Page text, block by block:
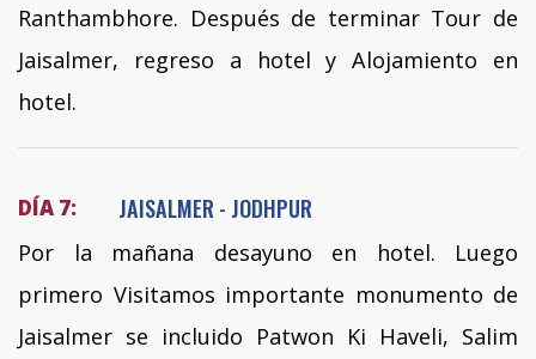
Ranthambhore. Después de terminar Tour de
Jaisalmer, regreso a hotel y Alojamiento en
hotel.
DÍA 7: JAISALMER - JODHPUR
Por la mañana desayuno en hotel. Luego
primero Visitamos importante monumento de
Jaisalmer se incluido Patwon Ki Haveli, Salim